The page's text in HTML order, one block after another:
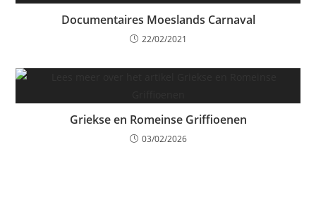
Documentaires Moeslands Carnaval
22/02/2021
Griekse en Romeinse Griffioenen
03/02/2026